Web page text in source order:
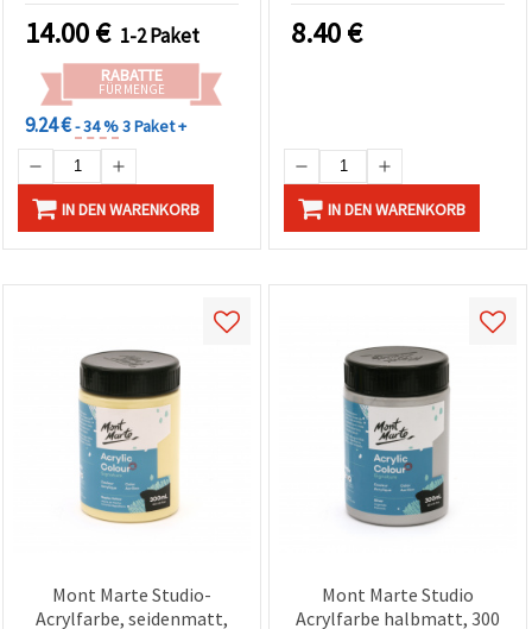
14.00€ 1-2 Paket
RABATTE
FÜR MENGE
9.24 €- 34 %3 Paket +
IN DEN WARENKORB
8.40€
IN DEN WARENKORB
Mont Marte Studio-
Acrylfarbe, seidenmatt,
Mont Marte Studio
Acrylfarbe halbmatt, 300